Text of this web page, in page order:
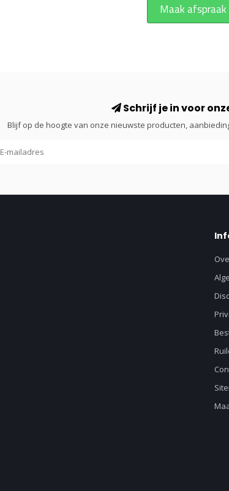
Maak afspraak
Schrijf je in voor
Blijf op de hoogte van onze nieuwste producten,